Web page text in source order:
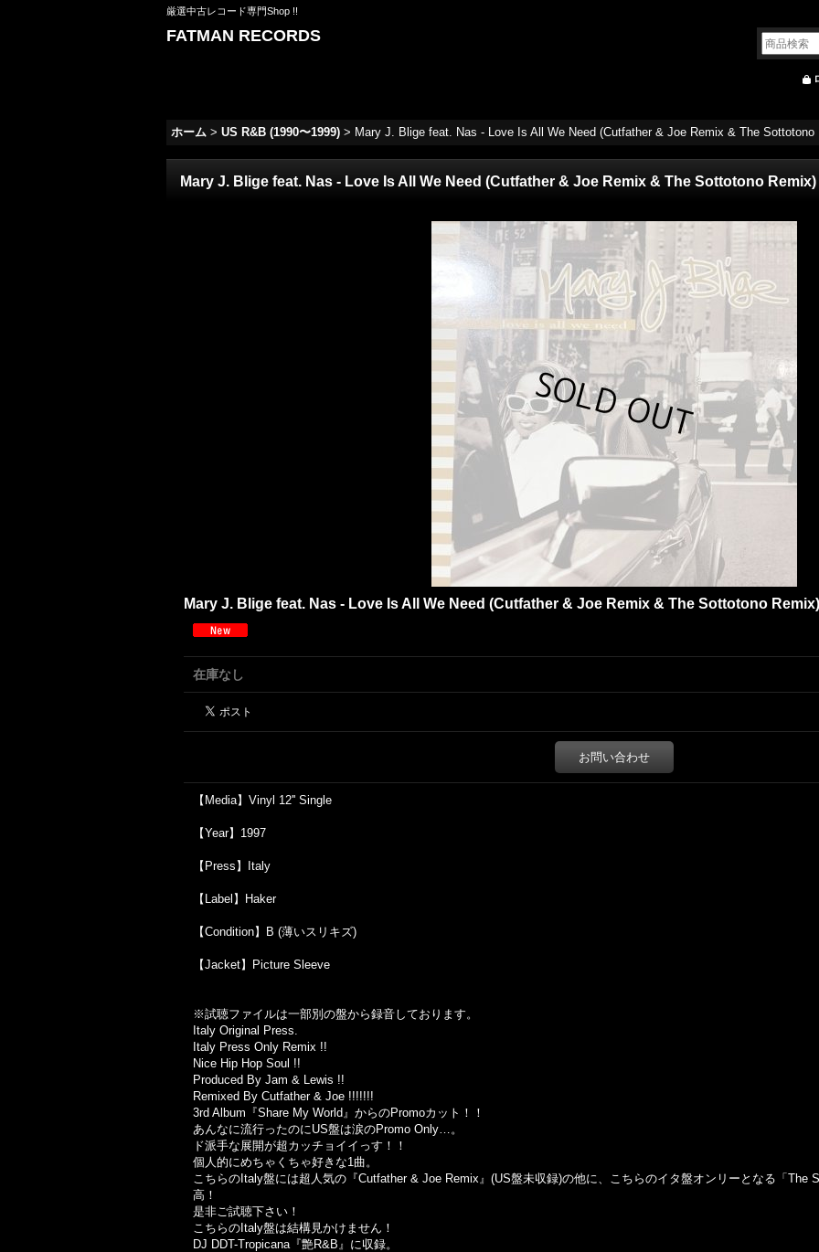
厳選中古レコード専門Shop !!
FATMAN RECORDS
ホーム > US R&B (1990〜1999) > Mary J. Blige feat. Nas - Love Is All We Need (Cutfather & Joe Remix & The Sottotono
Mary J. Blige feat. Nas - Love Is All We Need (Cutfather & Joe Remix & The Sottotono Remix)
Mary J. Blige feat. Nas - Love Is All We Need (Cutfather & Joe Remix & The Sottotono
在庫なし
お問い合わせ
【Media】Vinyl 12'' Single
【Year】1997
【Press】Italy
【Label】Haker
【Condition】B (薄いスリキズ)
【Jacket】Picture Sleeve
※試聴ファイルは一部別の盤から録音しております。
Italy Original Press.
Italy Press Only Remix !!
Nice Hip Hop Soul !!
Produced By Jam & Lewis !!
Remixed By Cutfather & Joe !!!!!!!
3rd Album『Share My World』からのPromoカット！！
あんなに流行ったのにUS盤は涙のPromo Only…。
ド派手な展開が超カッチョイイっす！！
個人的にめちゃくちゃ好きな1曲。
こちらのItaly盤には超人気の『Cutfather & Joe Remix』(US盤未収録)の他に、こちらのイタ盤オンリーとなる「The
高！
是非ご試聴下さい！
こちらのItaly盤は結構見かけません！
DJ DDT-Tropicana『艶R&B』に収録。